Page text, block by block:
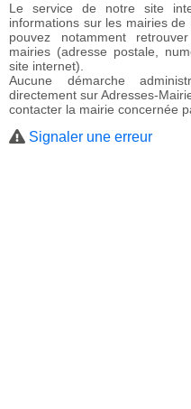
Le service de notre site
informations sur les mairies
pouvez notamment
mairies (adresse postale,
site internet).
Aucune démarche
directement sur Adresses-
contacter la mairie concernée
Signaler une erreur